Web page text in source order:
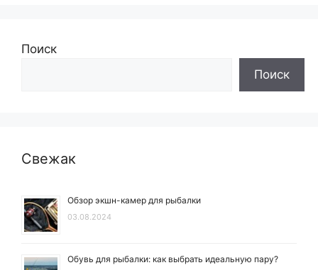
Поиск
Поиск
Свежак
Обзор экшн-камер для рыбалки
03.08.2024
Обувь для рыбалки: как выбрать идеальную пару?